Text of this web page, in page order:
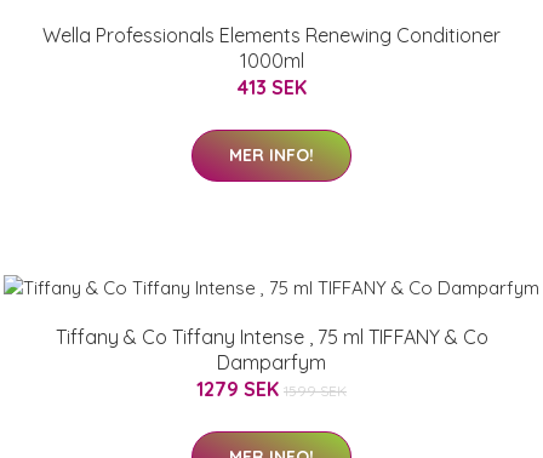
Wella Professionals Elements Renewing Conditioner
1000ml
413 SEK
MER INFO!
Tiffany & Co Tiffany Intense , 75 ml TIFFANY & Co
Damparfym
1279 SEK 1599 SEK